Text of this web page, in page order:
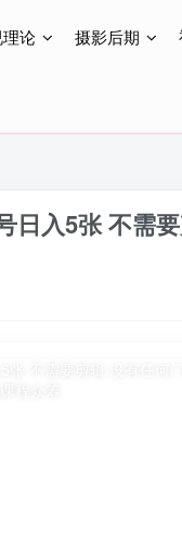
论 摄影后期
内容都可观看，终身免
日入5张 不需